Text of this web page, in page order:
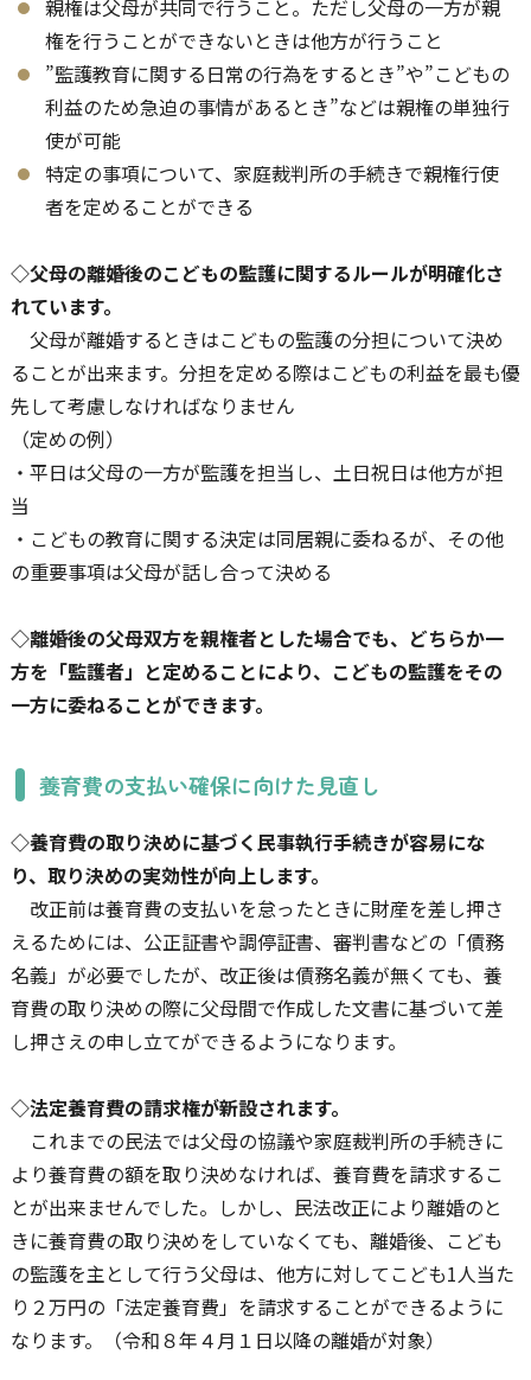
親権は父母が共同で行うこと。ただし父母の一方が親
権を行うことができないときは他方が行うこと
”監護教育に関する日常の行為をするとき”や”こどもの
利益のため急迫の事情があるとき”などは親権の単独行
使が可能
特定の事項について、家庭裁判所の手続きで親権行使
者を定めることができる
◇父母の離婚後のこどもの監護に関するルールが明確化さ
れています。
父母が離婚するときはこどもの監護の分担について決め
ることが出来ます。分担を定める際はこどもの利益を最も優
先して考慮しなければなりません
（定めの例）
・平日は父母の一方が監護を担当し、土日祝日は他方が担
当
・こどもの教育に関する決定は同居親に委ねるが、その他
の重要事項は父母が話し合って決める
◇離婚後の父母双方を親権者とした場合でも、どちらか一
方を「監護者」と定めることにより、こどもの監護をその
一方に委ねることができます。
養育費の支払い確保に向けた見直し
◇養育費の取り決めに基づく民事執行手続きが容易にな
り、取り決めの実効性が向上します。
改正前は養育費の支払いを怠ったときに財産を差し押さ
えるためには、公正証書や調停証書、審判書などの「債務
名義」が必要でしたが、改正後は債務名義が無くても、養
育費の取り決めの際に父母間で作成した文書に基づいて差
し押さえの申し立てができるようになります。
◇法定養育費の請求権が新設されます。
これまでの民法では父母の協議や家庭裁判所の手続きに
より養育費の額を取り決めなければ、養育費を請求するこ
とが出来ませんでした。しかし、民法改正により離婚のと
きに養育費の取り決めをしていなくても、離婚後、こども
の監護を主として行う父母は、他方に対してこども1人当た
り２万円の「法定養育費」を請求することができるように
なります。（令和８年４月１日以降の離婚が対象）